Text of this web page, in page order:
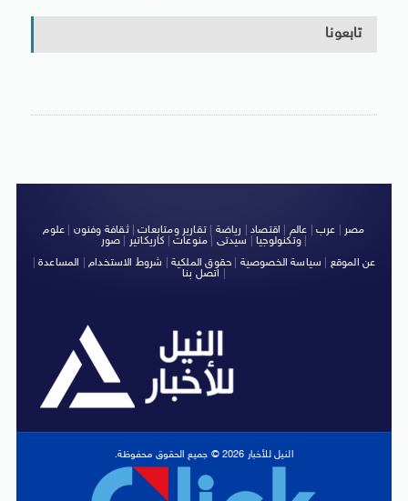
تابعونا
مصر عرب عالم اقتصاد رياضة |تقارير ومتابعات|ثقافة وفنون
علوم
وتكنولوجيا| سيدتى منوعات كاريكاتير صور
|
عن الموقع
سياسة الخصوصية حقوق الملكية شروط الاستخدام| المساعدة|
اتصل بنا
النيل للأخبار 2026 © جميع الحقوق محفوظة.